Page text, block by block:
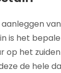
is het
op het
de hele